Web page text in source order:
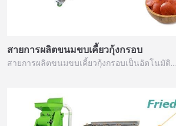
สายการผลิตขนมขบเคี้ยวกุ้งกรอบ
สายการผลิตขนมขบเคี้ยวกุ้งกรอบเป็นอัตโนมัติ…